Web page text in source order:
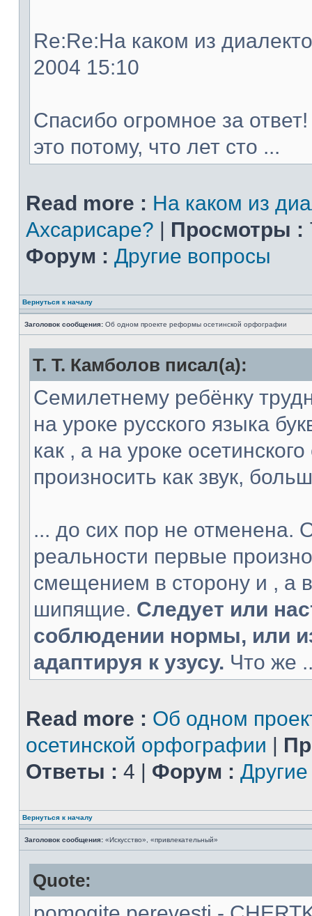
Re:Re:На каком из
2004 15:10
Спасибо огромное за
это потому, что лет сто ...
Read more : На каком из
Ахсарисаре? | Просмотры :
Форум : Другие вопросы
Вернуться к началу
Заголовок сообщения: Об одном проекте реформы осетинской орфографии
Т. Т. Камболов писал(а):
Семилетнему ребёнку
на уроке русского языка
как , а на уроке
произносить как звук,
... до сих пор не отменена.
реальности первые
смещением в сторону и , а
шипящие. Следует или
соблюдении нормы, или
адаптируя к узусу. Что же
Read more : Об одном
осетинской орфографии |
Ответы : 4 | Форум :
Вернуться к началу
Заголовок сообщения: «Искусство», «привлекательный»
Quote: